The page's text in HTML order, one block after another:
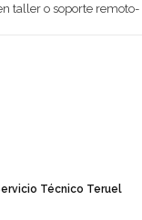
taller o soporte remoto-
Técnico Teruel